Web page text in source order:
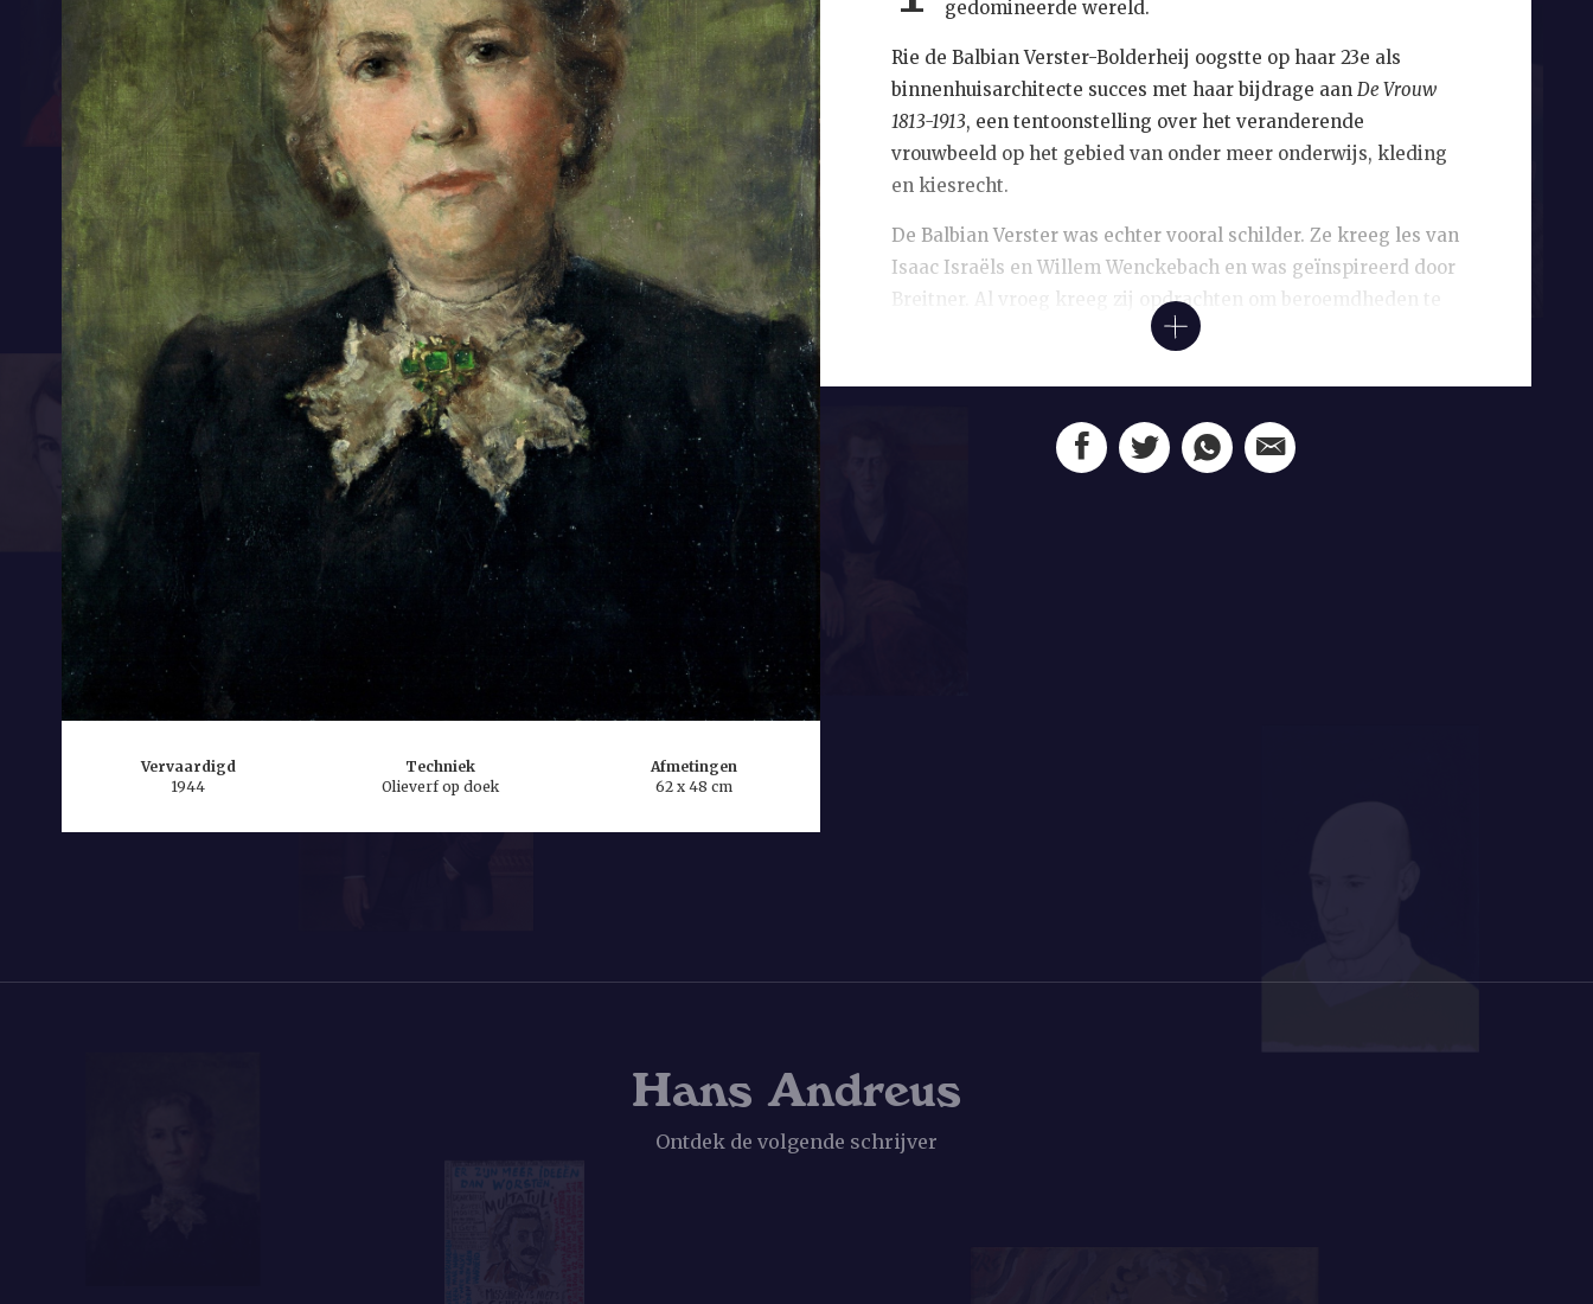
Vervaardigd
1944
Techniek
Olieverf op doek
Afmetingen
62 x 48 cm
gedomineerde wereld.
Rie de Balbian Verster-Bolderheij oogstte op haar 23e als
binnenhuisarchitecte succes met haar bijdrage aan De Vrouw
1813-1913, een tentoonstelling over het veranderende
vrouwbeeld op het gebied van onder meer onderwijs, kleding
en kiesrecht.
De Balbian Verster was echter vooral schilder. Ze kreeg les van
Isaac Israëls en Willem Wenckebach en was geïnspireerd door
Breitner. Al vroeg kreeg zij opdrachten om beroemdheden te
portretteren. Zo legde ze voor de galerij van de
en veel vertaald auteur.
Van Ammers-Küllers grote doorbraak kwam in 1925 met
Hans Andreus
Ontdek de volgende schrijver